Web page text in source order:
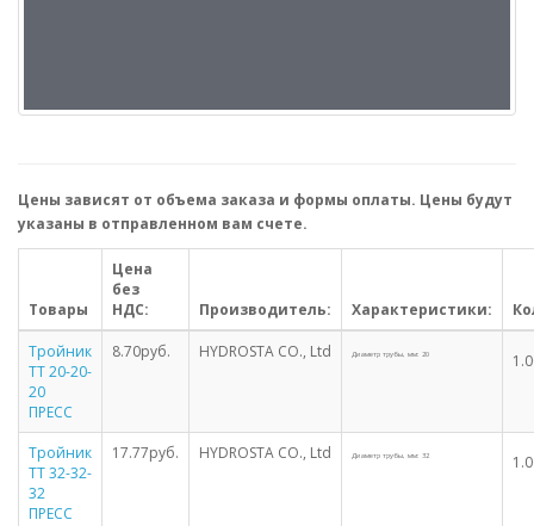
Цены зависят от объема заказа и формы оплаты. Цены будут
указаны в отправленном вам счете.
Товары
Цена
без
НДС:
Производитель: Характеристики:
Тройник
TT 20-20-
20
ПРЕСС
8.70руб. HYDROSTA CO., Ltd Диаметр трубы, мм: 20
Тройник
TT 32-32-
32
ПРЕСС
17.77руб. HYDROSTA CO., Ltd Диаметр трубы, мм: 32